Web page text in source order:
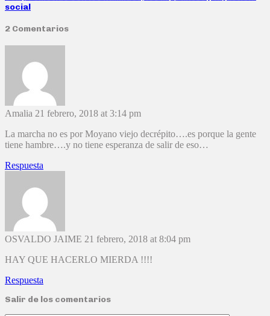
social
2 Comentarios
Amalia 21 febrero, 2018 at 3:14 pm
La marcha no es por Moyano viejo decrépito….es porque la gente
tiene hambre….y no tiene esperanza de salir de eso…
Respuesta
OSVALDO JAIME 21 febrero, 2018 at 8:04 pm
HAY QUE HACERLO MIERDA !!!!
Respuesta
Salir de los comentarios